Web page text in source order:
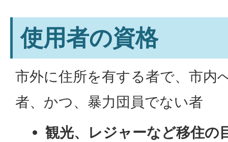
使用者の資格
市外に住所を有する者で、市内
者、かつ、暴力団員でない者
観光、レジャーなど移住の